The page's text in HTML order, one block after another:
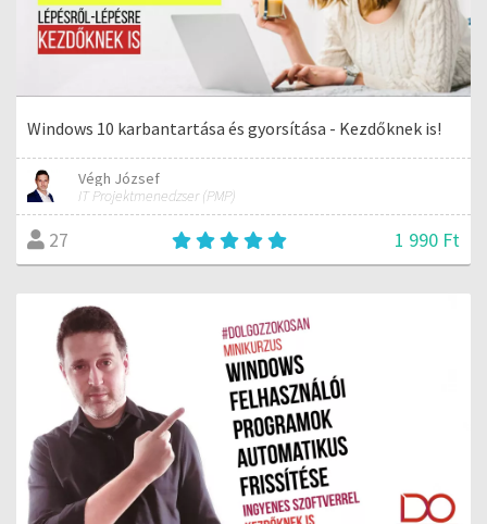
Windows 10 karbantartása és gyorsítása - Kezdőknek is!
Végh József
IT Projektmenedzser (PMP)
27 1 990 Ft